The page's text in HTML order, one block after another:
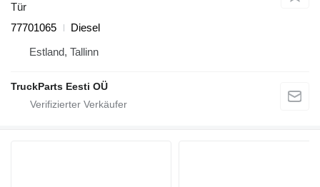
Tür
77701065
Diesel
Estland, Tallinn
TruckParts Eesti OÜ